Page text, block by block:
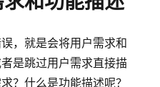
，就是会将用户需求和
是跳过用户需求直接描
？什么是功能描述呢？